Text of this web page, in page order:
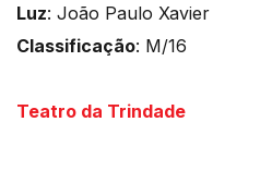
Luz: João Paulo Xavier
Classificação: M/16
Teatro da Trindade